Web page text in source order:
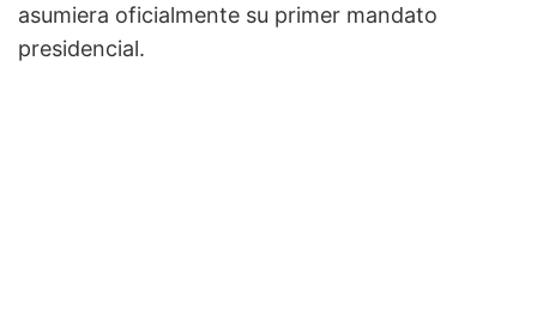
asumiera oficialmente su primer mandato
presidencial.